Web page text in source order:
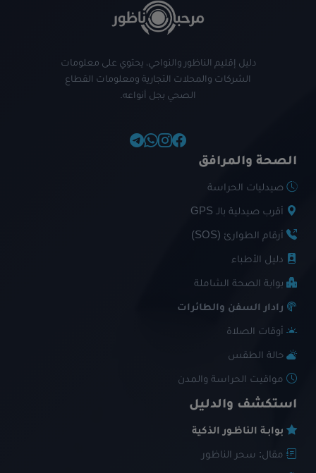
دليل إقليم الناظور والنواحي، يحتوي على معلومات
الشركات والمحلات التجارية ومعلومات القطاع
الصحي بجل أنواعه.
الصحة والمرافق
صيدليات الحراسة
أقرب صيدلية بالـ GPS
أرقام الطوارئ (SOS)
دليل الأطباء
بوابة الصحة الشاملة
رادار السفن والطائرات
أوقات الصلاة
حالة الطقس
مواقيت الحراسة والمدن
استكشف والدليل
بوابـة الناظـور الذكية
مقال: سحر الناظور